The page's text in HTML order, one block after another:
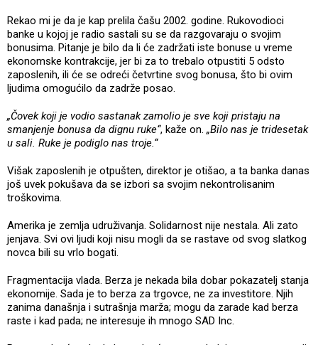
Rekao mi je da je kap prelila čašu 2002. godine. Rukovodioci
banke u kojoj je radio sastali su se da razgovaraju o svojim
bonusima. Pitanje je bilo da li će zadržati iste bonuse u vreme
ekonomske kontrakcije, jer bi za to trebalo otpustiti 5 odsto
zaposlenih, ili će se odreći četvrtine svog bonusa, što bi ovim
ljudima omogućilo da zadrže posao.
„Čovek koji je vodio sastanak zamolio je sve koji pristaju na
smanjenje bonusa da dignu ruke“, kaže on. „Bilo nas je tridesetak
u sali. Ruke je podiglo nas troje.“
Višak zaposlenih je otpušten, direktor je otišao, a ta banka danas
još uvek pokušava da se izbori sa svojim nekontrolisanim
troškovima.
Amerika je zemlja udruživanja. Solidarnost nije nestala. Ali zato
jenjava. Svi ovi ljudi koji nisu mogli da se rastave od svog slatkog
novca bili su vrlo bogati.
Fragmentacija vlada. Berza je nekada bila dobar pokazatelj stanja
ekonomije. Sada je to berza za trgovce, ne za investitore. Njih
zanima današnja i sutrašnja marža; mogu da zarade kad berza
raste i kad pada; ne interesuje ih mnogo SAD Inc.